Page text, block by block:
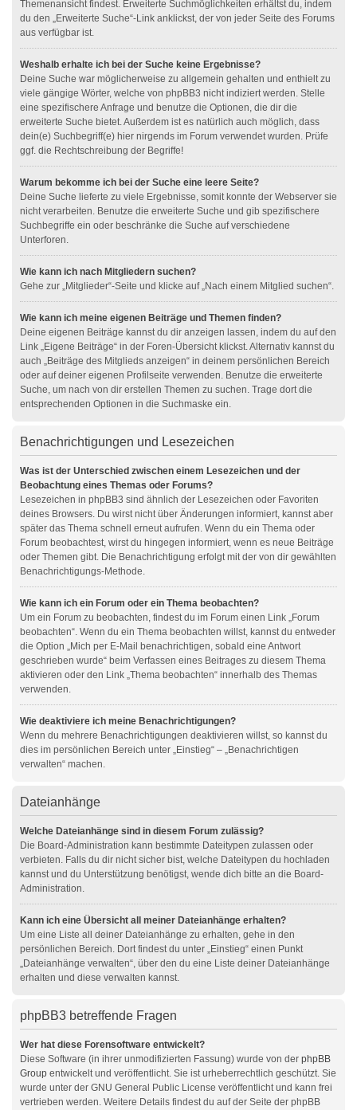
Themenansicht findest. Erweiterte Suchmöglichkeiten erhältst du, indem
du den „Erweiterte Suche“-Link anklickst, der von jeder Seite des Forums
aus verfügbar ist.
Weshalb erhalte ich bei der Suche keine Ergebnisse?
Deine Suche war möglicherweise zu allgemein gehalten und enthielt zu
viele gängige Wörter, welche von phpBB3 nicht indiziert werden. Stelle
eine spezifischere Anfrage und benutze die Optionen, die dir die
erweiterte Suche bietet. Außerdem ist es natürlich auch möglich, dass
dein(e) Suchbegriff(e) hier nirgends im Forum verwendet wurden. Prüfe
ggf. die Rechtschreibung der Begriffe!
Warum bekomme ich bei der Suche eine leere Seite?
Deine Suche lieferte zu viele Ergebnisse, somit konnte der Webserver sie
nicht verarbeiten. Benutze die erweiterte Suche und gib spezifischere
Suchbegriffe ein oder beschränke die Suche auf verschiedene
Unterforen.
Wie kann ich nach Mitgliedern suchen?
Gehe zur „Mitglieder“-Seite und klicke auf „Nach einem Mitglied suchen“.
Wie kann ich meine eigenen Beiträge und Themen finden?
Deine eigenen Beiträge kannst du dir anzeigen lassen, indem du auf den
Link „Eigene Beiträge“ in der Foren-Übersicht klickst. Alternativ kannst du
auch „Beiträge des Mitglieds anzeigen“ in deinem persönlichen Bereich
oder auf deiner eigenen Profilseite verwenden. Benutze die erweiterte
Suche, um nach von dir erstellen Themen zu suchen. Trage dort die
entsprechenden Optionen in die Suchmaske ein.
Benachrichtigungen und Lesezeichen
Was ist der Unterschied zwischen einem Lesezeichen und der
Beobachtung eines Themas oder Forums?
Lesezeichen in phpBB3 sind ähnlich der Lesezeichen oder Favoriten
deines Browsers. Du wirst nicht über Änderungen informiert, kannst aber
später das Thema schnell erneut aufrufen. Wenn du ein Thema oder
Forum beobachtest, wirst du hingegen informiert, wenn es neue Beiträge
oder Themen gibt. Die Benachrichtigung erfolgt mit der von dir gewählten
Benachrichtigungs-Methode.
Wie kann ich ein Forum oder ein Thema beobachten?
Um ein Forum zu beobachten, findest du im Forum einen Link „Forum
beobachten“. Wenn du ein Thema beobachten willst, kannst du entweder
die Option „Mich per E-Mail benachrichtigen, sobald eine Antwort
geschrieben wurde“ beim Verfassen eines Beitrages zu diesem Thema
aktivieren oder den Link „Thema beobachten“ innerhalb des Themas
verwenden.
Wie deaktiviere ich meine Benachrichtigungen?
Wenn du mehrere Benachrichtigungen deaktivieren willst, so kannst du
dies im persönlichen Bereich unter „Einstieg“ – „Benachrichtigen
verwalten“ machen.
Dateianhänge
Welche Dateianhänge sind in diesem Forum zulässig?
Die Board-Administration kann bestimmte Dateitypen zulassen oder
verbieten. Falls du dir nicht sicher bist, welche Dateitypen du hochladen
kannst und du Unterstützung benötigst, wende dich bitte an die Board-
Administration.
Kann ich eine Übersicht all meiner Dateianhänge erhalten?
Um eine Liste all deiner Dateianhänge zu erhalten, gehe in den
persönlichen Bereich. Dort findest du unter „Einstieg“ einen Punkt
„Dateianhänge verwalten“, über den du eine Liste deiner Dateianhänge
erhalten und diese verwalten kannst.
phpBB3 betreffende Fragen
Wer hat diese Forensoftware entwickelt?
Diese Software (in ihrer unmodifizierten Fassung) wurde von der phpBB
Group entwickelt und veröffentlicht. Sie ist urheberrechtlich geschützt. Sie
wurde unter der GNU General Public License veröffentlicht und kann frei
vertrieben werden. Weitere Details findest du auf der Seite der phpBB